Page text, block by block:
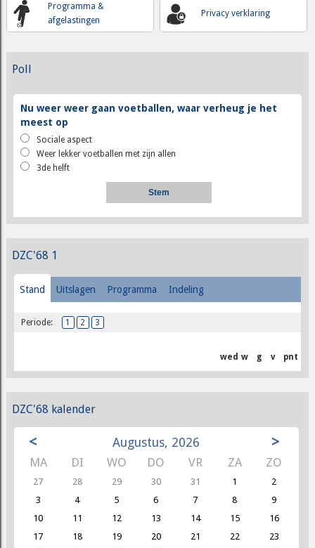
Programma &
afgelastingen
Privacy verklaring
Poll
Nu weer weer gaan voetballen, waar verheug je het
meest op
Sociale aspect
Weer lekker voetballen met zijn allen
3de helft
DZC'68 1
Stand Uitslagen Programma Indeling
Periode: 1 2 3
wed w g v pnt
DZC'68 kalender
< Augustus, 2026 >
MA DI WO DO VR ZA ZO
27 28 29 30 31 1
2
3
4 5 6 7 8
9
10
11 12 13 14 15
16
17
18 19 20 21 22
23